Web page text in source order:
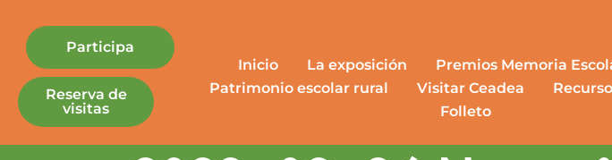
Participa
Reserva de
visitas
Inicio La exposición
Premios Memoria
Patrimonio escolar rural
Visitar Ceadea
Folleto